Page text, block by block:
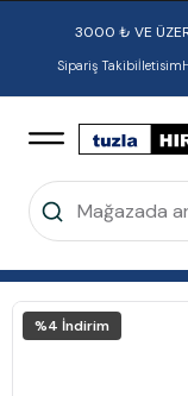
3000 ₺ VE
Sipariş Takibiİletisim
%4 İndirim